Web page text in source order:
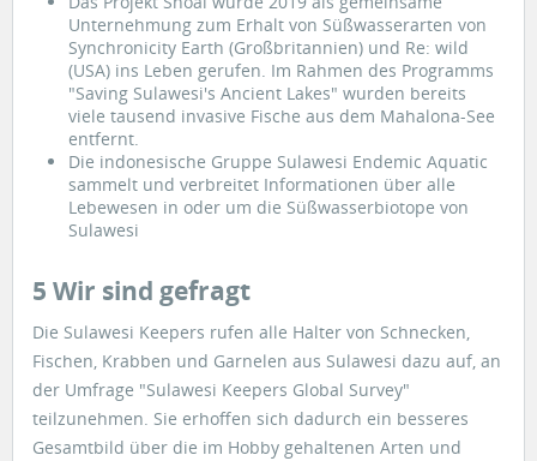
Unternehmung zum Erhalt von Süßwasserarten von
Synchronicity Earth (Großbritannien) und Re: wild
(USA) ins Leben gerufen. Im Rahmen des Programms
"Saving Sulawesi's Ancient Lakes" wurden bereits
viele tausend invasive Fische aus dem Mahalona-See
entfernt.
Die indonesische Gruppe Sulawesi Endemic Aquatic
sammelt und verbreitet Informationen über alle
Lebewesen in oder um die Süßwasserbiotope von
Sulawesi
5 Wir sind gefragt
Die Sulawesi Keepers rufen alle Halter von Schnecken,
Fischen, Krabben und Garnelen aus Sulawesi dazu auf, an
der Umfrage "Sulawesi Keepers Global Survey"
teilzunehmen. Sie erhoffen sich dadurch ein besseres
Gesamtbild über die im Hobby gehaltenen Arten und